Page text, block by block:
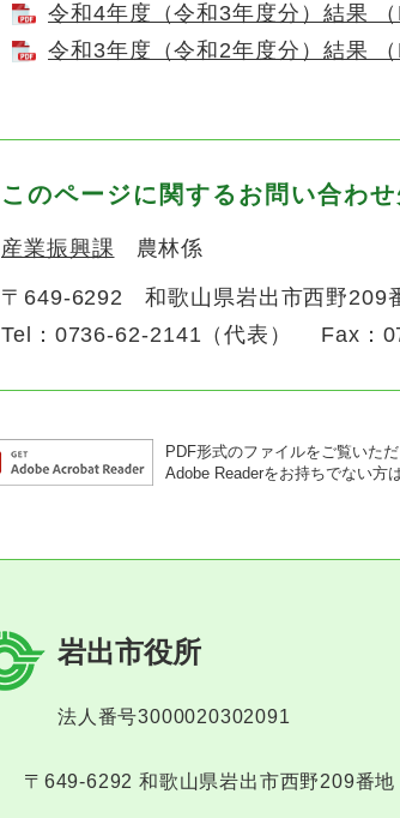
令和4年度（令和3年度分）結果
令和3年度（令和2年度分）結果
このページに関するお問い合わ
産業振興課 農林係
〒649-6292
和歌山県岩出市西野209
Tel：0736-62-2141（代表）
Fax：
PDF形式のファイルをご覧いた
Adobe Readerをお持ちでない方
岩出市役所
法人番号3000020302091
〒649-6292 和歌山県岩出市西野209番地